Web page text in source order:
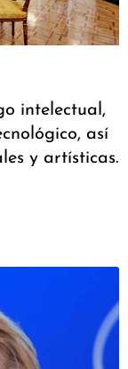
intelectual,
así
y artísticas.